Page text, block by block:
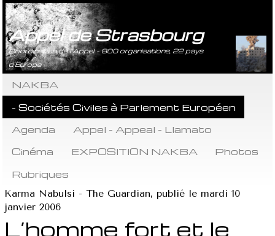
Appel de Strasbourg
Coordination de l’Appel - 800 organisations, 22 pays
d’Europe
NAKBA
- Sociétés Civiles à Parlement Européen
Agenda
Appel - Appeal - Llamato
Cinéma
EXPOSITION NAKBA
Photos
Rubriques
Karma Nabulsi - The Guardian, publié le mardi 10
janvier 2006
L’homme fort et le